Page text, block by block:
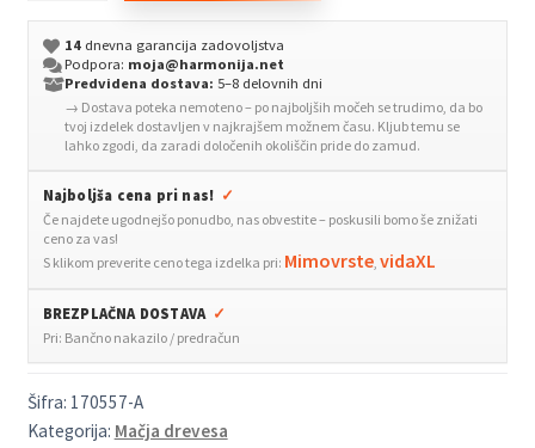
8x45
cm
10
14dnevna garancija zadovoljstva
Podpora: moja@harmonija.net
Predvidena dostava: 5–8 delovnih dni
→ Dostava poteka nemoteno – po najboljših močeh se trudimo, da bo
tvoj izdelek dostavljen v najkrajšem možnem času. Kljub temu se
lahko zgodi, da zaradi določenih okoliščin pride do zamud.
Najboljša cena pri nas! ✓
Če najdete ugodnejšo ponudbo, nas obvestite – poskusili bomo še znižati
ceno za vas!
S klikom preverite ceno tega izdelka pri: Mimovrste, vidaXL
BREZPLAČNA DOSTAVA ✓
Pri: Bančno nakazilo / predračun
Šifra: 170557-A
Kategorija: Mačja drevesa